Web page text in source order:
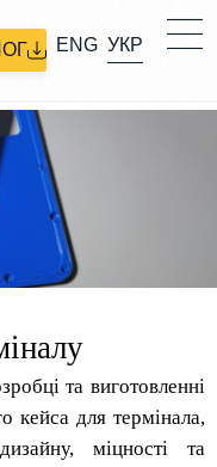
ENG УКР
та виготовленні
кейса для термінала,
міцності та